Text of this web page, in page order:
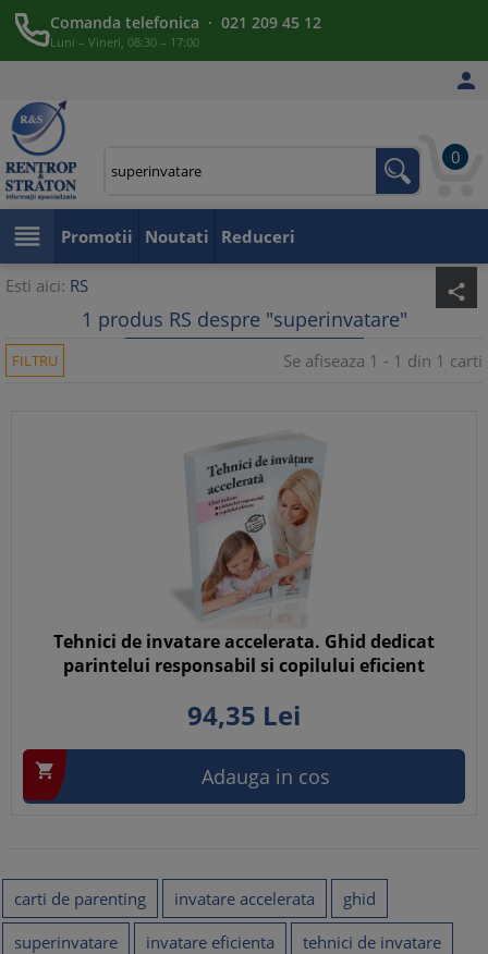
Comanda telefonica · 021 209 45 12
Luni – Vineri, 08:30 – 17:00

0
 Promotii Noutati Reduceri
Esti aici: RS share
1 produs RS despre "superinvatare"
FILTRU Se afiseaza 1 - 1 din 1 carti
Tehnici de invatare accelerata. Ghid dedicat
parintelui responsabil si copilului eficient
94,35 Lei
 Adauga in cos
carti de parenting invatare accelerata
ghid
superinvatare
invatare eficienta tehnici de invatare